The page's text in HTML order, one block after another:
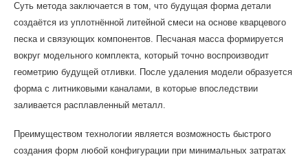
Суть метода заключается в том, что будущая форма детали
создаётся из уплотнённой литейной смеси на основе кварцевого
песка и связующих компонентов. Песчаная масса формируется
вокруг модельного комплекта, который точно воспроизводит
геометрию будущей отливки. После удаления модели образуется
форма с литниковыми каналами, в которые впоследствии
заливается расплавленный металл.
Преимуществом технологии является возможность быстрого
создания форм любой конфигурации при минимальных затратах